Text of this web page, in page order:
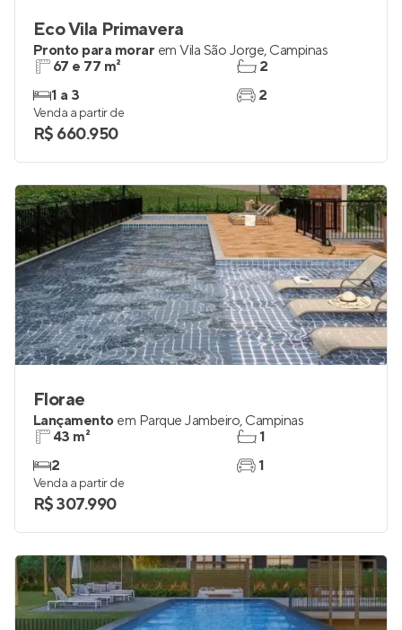
Eco Vila Primavera
Pronto para morar em Vila São Jorge, Campinas
67 e 77 m²
1 a 3
2
2
Venda a partir de
R$ 660.950
Florae
Lançamento em Parque Jambeiro, Campinas
43 m²
2
1
1
Venda a partir de
R$ 307.990